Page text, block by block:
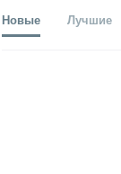
Новые Лучшие